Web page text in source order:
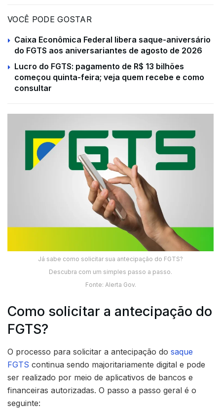
VOCÊ PODE GOSTAR
Caixa Econômica Federal libera saque-aniversário
do FGTS aos aniversariantes de agosto de 2026
Lucro do FGTS: pagamento de R$ 13 bilhões
começou quinta-feira; veja quem recebe e como
consultar
Já sabe como solicitar sua antecipação do FGTS?
Descubra com um simples passo a passo.
Fonte: Alerta Gov.
Como solicitar a antecipação do
FGTS?
O processo para solicitar a antecipação do saque
FGTS continua sendo majoritariamente digital e pode
ser realizado por meio de aplicativos de bancos e
financeiras autorizadas. O passo a passo geral é o
seguinte: